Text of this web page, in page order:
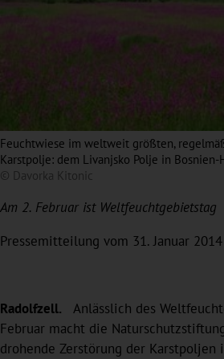
Feuchtwiese im weltweit größten,
Karstpolje: dem Livanjsko Polje in Bosnien-
© Davorka Kitonic
Am 2. Februar ist Weltfeuchtgebietstag
Pressemitteilung vom 31. Januar 2014
Radolfzell. Anlässlich des
Februar macht die
drohende Zerstörung der Karstpoljen